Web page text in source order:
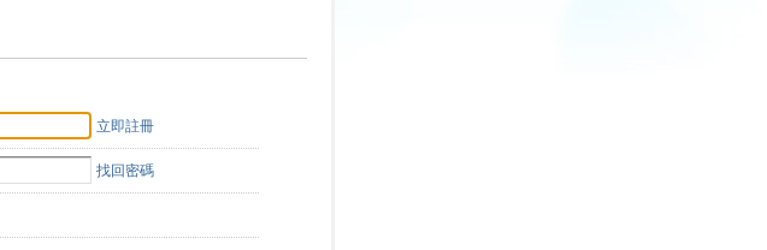
立即註冊
找回密碼